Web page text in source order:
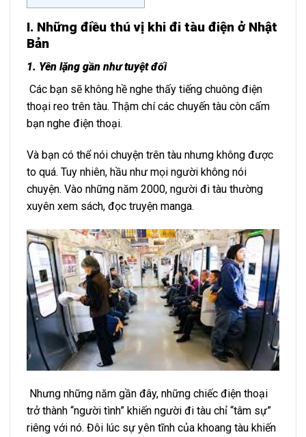
I. Những điều thú vị khi đi tàu điện ở Nhật
Bản
1. Yên lặng gần như tuyệt đối
Các bạn sẽ không hề nghe thấy tiếng chuông điện
thoại reo trên tàu. Thậm chí các chuyến tàu còn cấm
bạn nghe điện thoại.
Và bạn có thể nói chuyện trên tàu nhưng không được
to quá. Tuy nhiên, hầu như mọi người không nói
chuyện. Vào những năm 2000, người đi tàu thường
xuyên xem sách, đọc truyện manga.
Nhưng những năm gần đây, những chiếc điện thoại
trở thành “người tình” khiến người đi tàu chỉ “tâm sự”
riêng với nó. Đôi lúc sự yên tĩnh của khoang tàu khiến